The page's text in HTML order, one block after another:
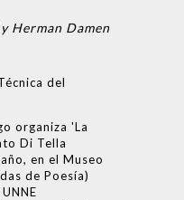
Herman Damen
del
organiza 'La
Di Tella
en el Museo
de Poesía)